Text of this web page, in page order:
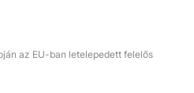
az EU-ban letelepedett felelős